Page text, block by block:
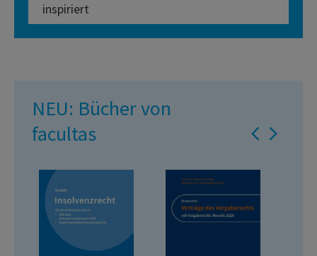
inspiriert
NEU: Bücher von
facultas